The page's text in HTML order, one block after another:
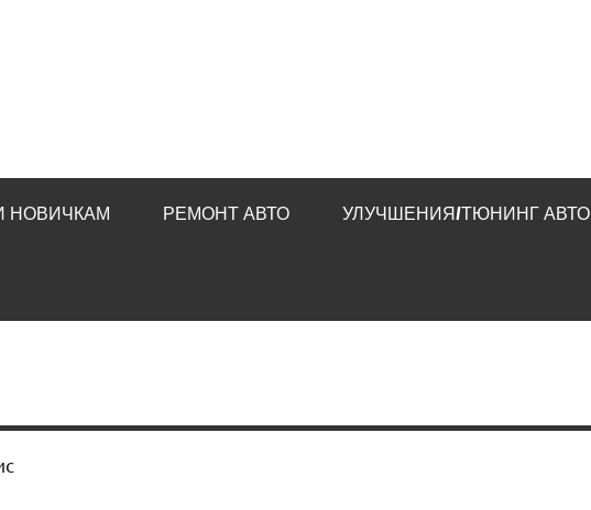
НОВИЧКАМ РЕМОНТ АВТО УЛУЧШЕНИЯ/ТЮНИНГ АВТО